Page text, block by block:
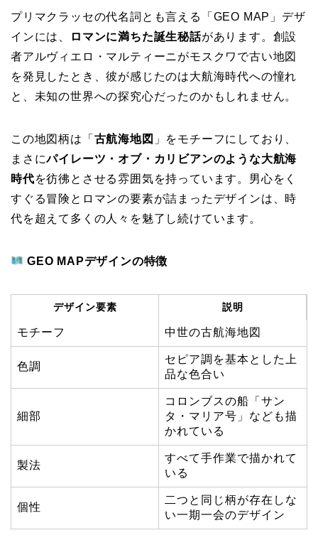
プリマクラッセの代名詞とも言える「GEO MAP」デザ
インには、
ロマンに満ちた誕生秘話があります。創設
者アルヴィエロ・マルティーニがモスクワで古い地図
を発見したとき、彼が感じたのは大航海時代への憧れ
と、未知の世界への探究心だったのかもしれません。
この地図柄は「 古航海地図 」をモチーフにしており、
まさにパイレーツ・オブ・カリビアンのような大航海
時代を彷彿とさせる雰囲気を持っています。男心をく
すぐる冒険とロマンの要素が詰まったデザインは、時
代を超えて多くの人々を魅了し続けています。
GEO MAPデザインの特徴
デザイン要素 説明
モチーフ 中世の古航海地図
色調
セピア調を基本とした上
品な色合い
細部
コロンブスの船「サン
タ・マリア号」なども描
かれている
製法
すべて手作業で描かれて
いる
個性
二つと同じ柄が存在しな
い一期一会のデザイン